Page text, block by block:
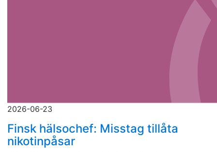
2026-06-23
Finsk hälsochef: Misstag tillåta
nikotinpåsar